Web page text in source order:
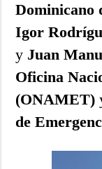
Dominicano
Igor
y Juan
Oficina
(ONAMET)
de